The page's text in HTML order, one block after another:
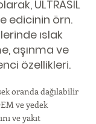
ULTRASIL
edicinin örn.
ıslak
aşınma ve
özellikleri.
oranda dağılabilir
ve yedek
ve yakıt